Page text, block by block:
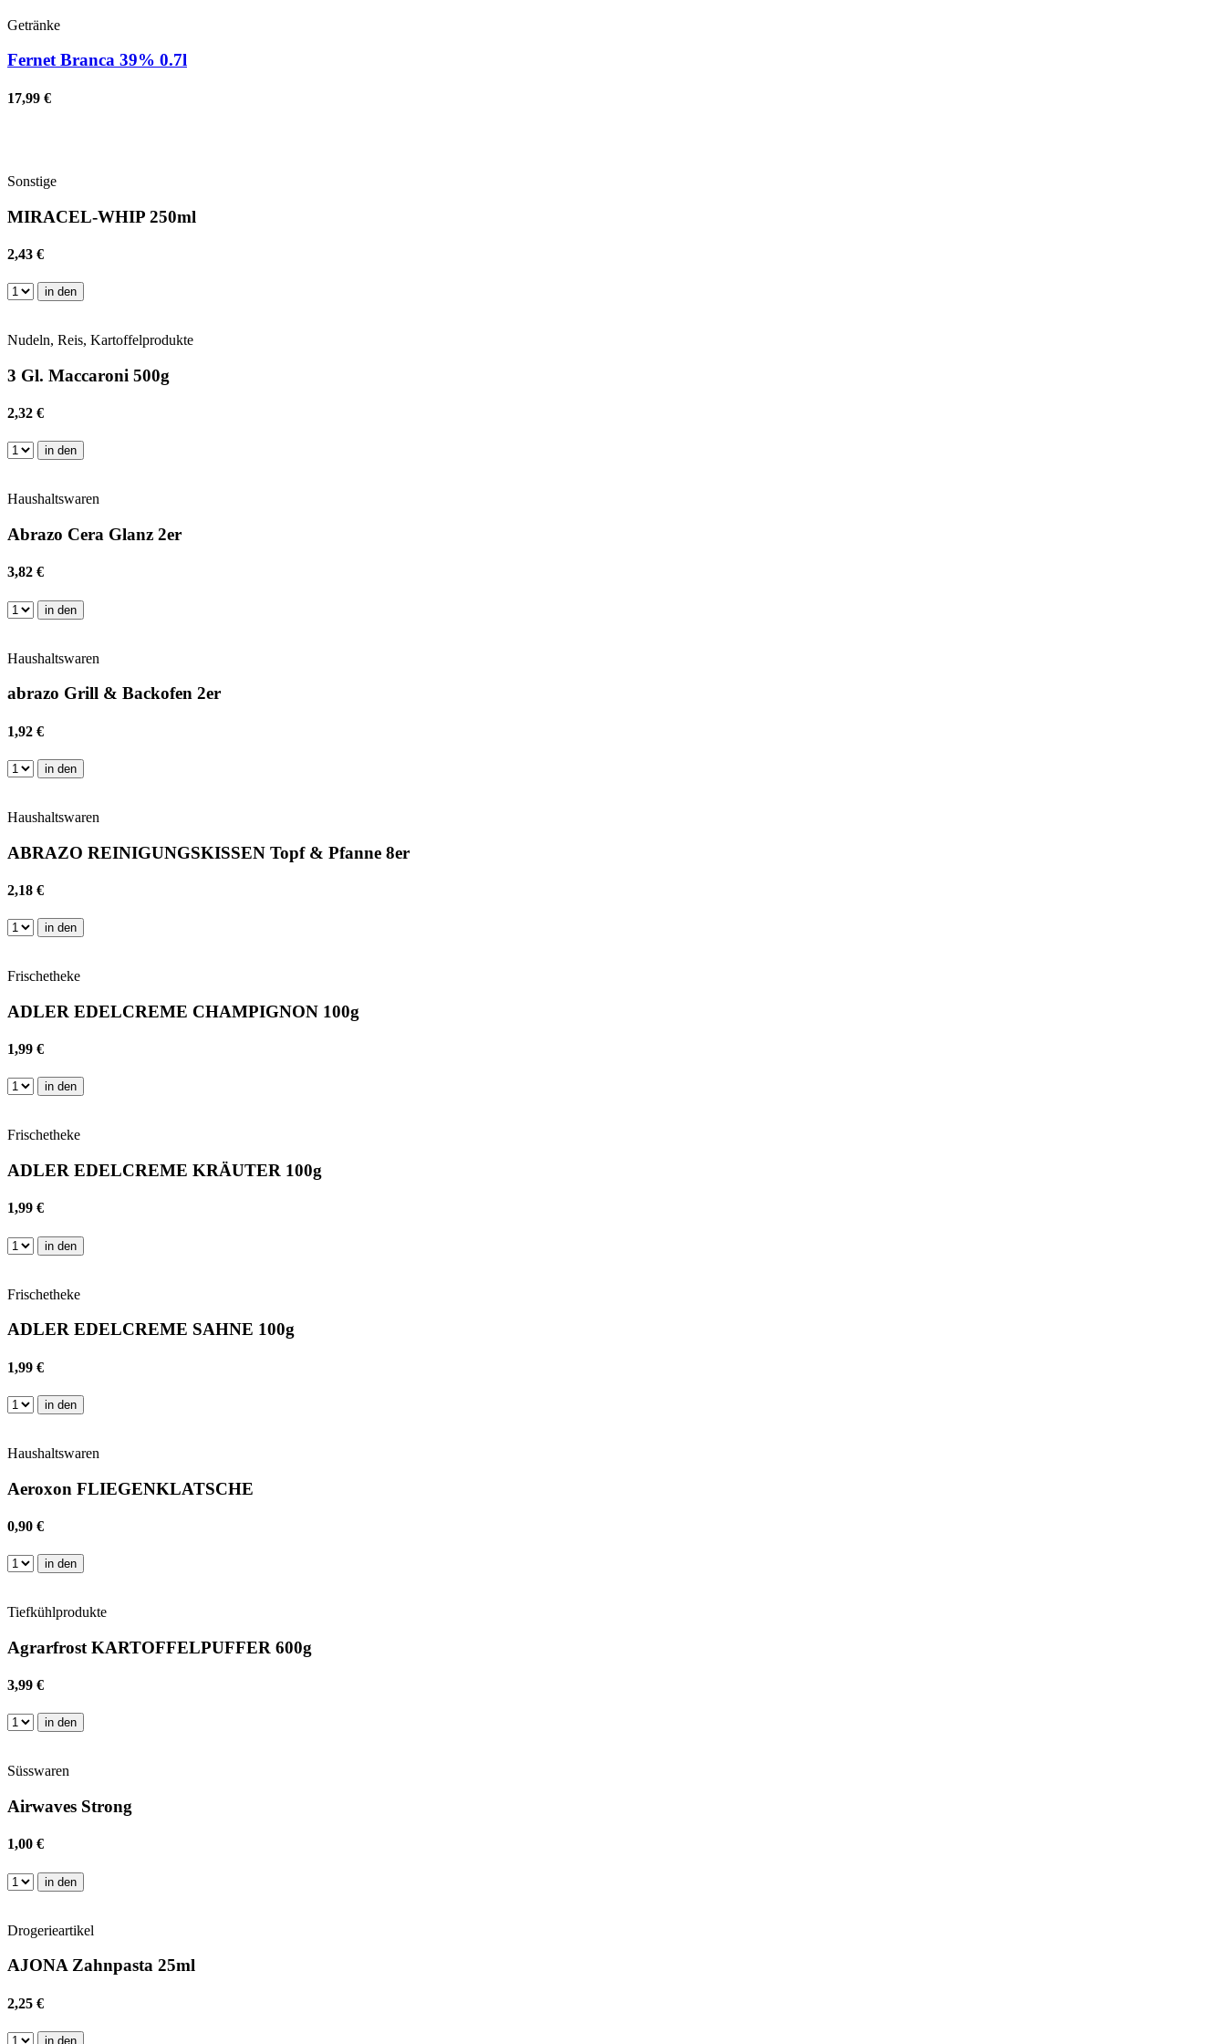
Getränke
Fernet Branca 39% 0.7l
17,99 €
Sonstige
MIRACEL-WHIP 250ml
2,43 €
in den
Nudeln, Reis, Kartoffelprodukte
3 Gl. Maccaroni 500g
2,32 €
in den
Haushaltswaren
Abrazo Cera Glanz 2er
3,82 €
in den
Haushaltswaren
abrazo Grill & Backofen 2er
1,92 €
in den
Haushaltswaren
ABRAZO REINIGUNGSKISSEN Topf & Pfanne 8er
2,18 €
in den
Frischetheke
ADLER EDELCREME CHAMPIGNON 100g
1,99 €
in den
Frischetheke
ADLER EDELCREME KRÄUTER 100g
1,99 €
in den
Frischetheke
ADLER EDELCREME SAHNE 100g
1,99 €
in den
Haushaltswaren
Aeroxon FLIEGENKLATSCHE
0,90 €
in den
Tiefkühlprodukte
Agrarfrost KARTOFFELPUFFER 600g
3,99 €
in den
Süsswaren
Airwaves Strong
1,00 €
in den
Drogerieartikel
AJONA Zahnpasta 25ml
2,25 €
in den